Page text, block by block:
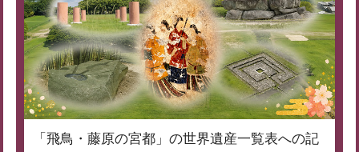
「飛鳥・藤原の宮都」の世界遺産一覧表への記